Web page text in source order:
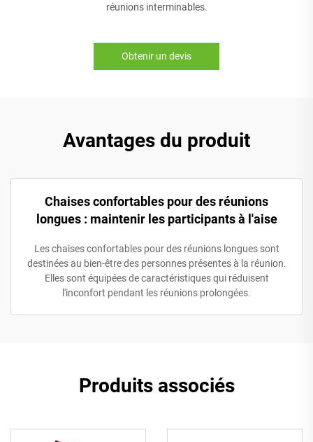
réunions interminables.
Obtenir un devis
Avantages du produit
Chaises confortables pour des réunions
longues : maintenir les participants à l'aise
Les chaises confortables pour des réunions longues sont
destinées au bien-être des personnes présentes à la réunion.
Elles sont équipées de caractéristiques qui réduisent
l'inconfort pendant les réunions prolongées.
Produits associés